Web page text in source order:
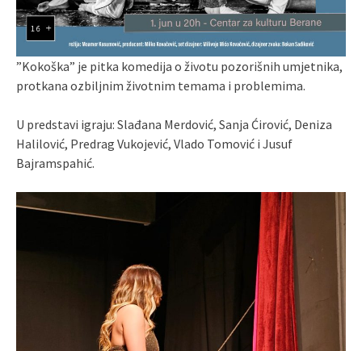
”Kokoška” je pitka komedija o životu pozorišnih umjetnika,
protkana ozbiljnim životnim temama i problemima.
U predstavi igraju: Slađana Merdović, Sanja Ćirović, Deniza
Halilović, Predrag Vukojević, Vlado Tomović i Jusuf
Bajramspahić.